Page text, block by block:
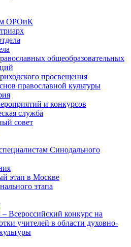
ОРОиК
общеобразовательных
просвещения
православной культуры
и конкурсов
служба
совет
Синодального
этап в Москве
этапа
Всероссийский конкурс на
учителей в области духовно-